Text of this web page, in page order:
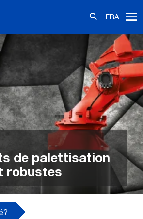
FRA
de palettisation
robustes